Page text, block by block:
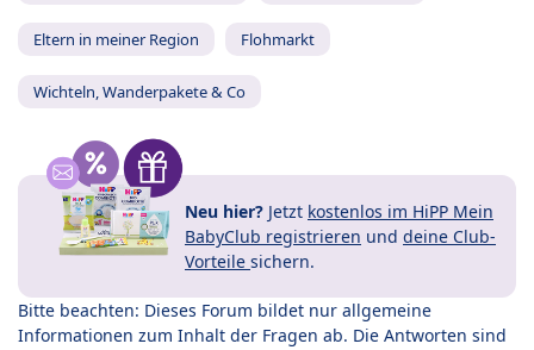
Eltern in meiner Region Flohmarkt
Wichteln, Wanderpakete & Co
Neu hier? Jetzt kostenlos im HiPP Mein
BabyClub registrieren und deine Club-
Vorteile sichern.
Bitte beachten: Dieses Forum bildet nur allgemeine
Informationen zum Inhalt der Fragen ab. Die Antworten sind